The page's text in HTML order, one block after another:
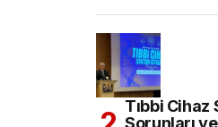
Tıbbi
Sorunları